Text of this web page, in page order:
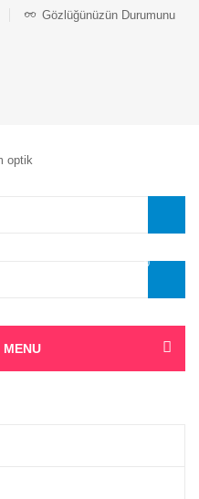
Gözlüğünüzün Durumunu
0
MENU